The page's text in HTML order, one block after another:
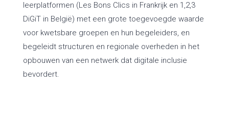
leerplatformen (Les Bons Clics in Frankrijk en 1,2,3
DiGiT in België) met een grote toegevoegde waarde
voor kwetsbare groepen en hun begeleiders, en
begeleidt structuren en regionale overheden in het
opbouwen van een netwerk dat digitale inclusie
bevordert.